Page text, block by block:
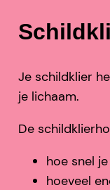
Je schildklier
je lichaam.
De
hoe snel
hoeveel